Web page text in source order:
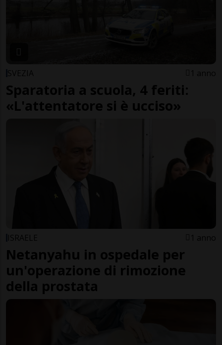
SVEZIA 1 anno
Sparatoria a scuola, 4 feriti:
«L'attentatore si è ucciso»
ISRAELE 1 anno
Netanyahu in ospedale per
un'operazione di rimozione
della prostata